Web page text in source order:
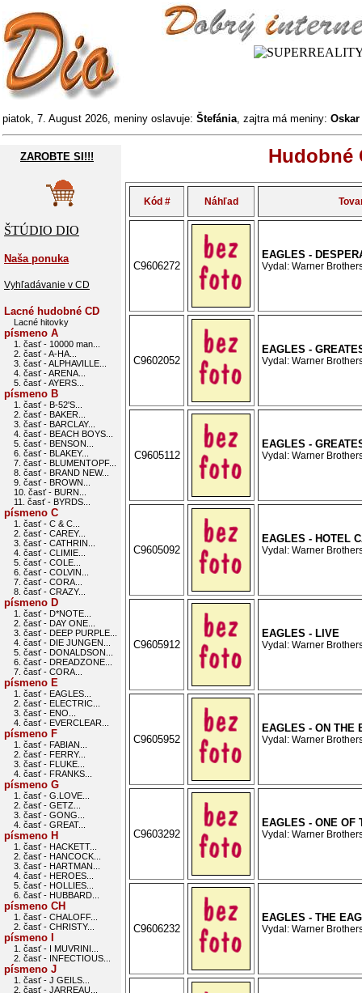
piatok, 7. August 2026, meniny oslavuje: Štefánia, zajtra má meniny: Oskar
ZAROBTE SI!!!
ŠTÚDIO DIO
Naša ponuka
Vyhľadávanie v CD
Lacné hudobné CD
Lacné hitovky
písmeno A
1. časť - 10000 man...
2. časť - A-HA...
3. časť - ALPHAVILLE...
4. časť - ARENA...
5. časť - AYERS...
písmeno B
1. časť - B-52'S...
2. časť - BAKER...
3. časť - BARCLAY...
4. časť - BEACH BOYS...
5. časť - BENSON...
6. časť - BLAKEY...
7. časť - BLUMENTOPF...
8. časť - BRAND NEW...
9. časť - BROWN...
10. časť - BURN...
11. časť - BYRDS...
písmeno C
1. časť - C & C...
2. časť - CAREY...
3. časť - CATHRIN...
4. časť - CLIMIE...
5. časť - COLE...
6. časť - COLVIN...
7. časť - CORA...
8. časť - CRAZY...
písmeno D
1. časť - D*NOTE...
2. časť - DAY ONE...
3. časť - DEEP PURPLE...
4. časť - DIE JUNGEN...
5. časť - DONALDSON...
6. časť - DREADZONE...
7. časť - CORA...
písmeno E
1. časť - EAGLES...
2. časť - ELECTRIC...
3. časť - ENO...
4. časť - EVERCLEAR...
písmeno F
1. časť - FABIAN...
2. časť - FERRY...
3. časť - FLUKE...
4. časť - FRANKS...
písmeno G
1. časť - G.LOVE...
2. časť - GETZ...
3. časť - GONG...
4. časť - GREAT...
písmeno H
1. časť - HACKETT...
2. časť - HANCOCK...
3. časť - HARTMAN...
4. časť - HEROES...
5. časť - HOLLIES...
6. časť - HUBBARD...
písmeno CH
1. časť - CHALOFF...
2. časť - CHRISTY...
písmeno I
1. časť - I MUVRINI...
2. časť - INFECTIOUS...
písmeno J
1. časť - J GEILS...
2. časť - JARREAU...
Hudobné
Kód # Náhľad
C9606272
EAGLES -
Vydal: Warner
C9602052
EAGLES -
Vydal: Warner
C9605112
EAGLES -
Vydal: Warner
C9605092
EAGLES - HOTEL
Vydal: Warner
C9605912
EAGLES - LIVE
Vydal: Warner
C9605952
EAGLES - ON THE
Vydal: Warner
C9603292
EAGLES - ONE OF
Vydal: Warner
C9606232
EAGLES - THE
Vydal: Warner